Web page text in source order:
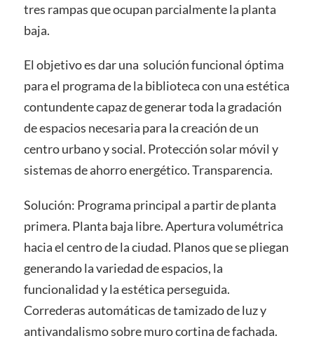
tres rampas que ocupan parcialmente la planta
baja.
El objetivo es dar una solución funcional óptima
para el programa de la biblioteca con una estética
contundente capaz de generar toda la gradación
de espacios necesaria para la creación de un
centro urbano y social. Protección solar móvil y
sistemas de ahorro energético. Transparencia.
Solución: Programa principal a partir de planta
primera. Planta baja libre. Apertura volumétrica
hacia el centro de la ciudad. Planos que se pliegan
generando la variedad de espacios, la
funcionalidad y la estética perseguida.
Correderas automáticas de tamizado de luz y
antivandalismo sobre muro cortina de fachada.